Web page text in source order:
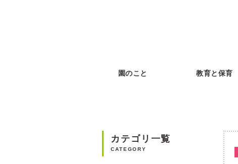
園のこと 教育と保育
カテゴリ一覧
CATEGORY